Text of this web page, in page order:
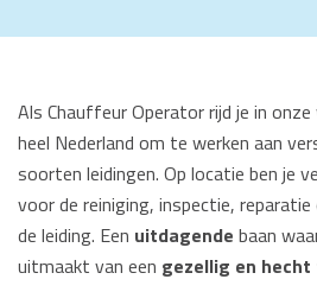
Als Chauffeur Operator rijd je in
heel Nederland om te werken aan
soorten leidingen. Op locatie ben je
voor de reiniging, inspectie,
de leiding. Een uitdagende baan
uitmaakt van een gezellig en